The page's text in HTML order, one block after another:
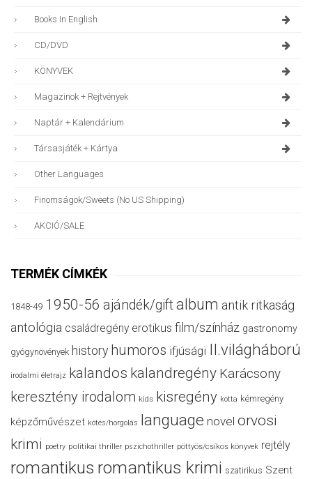
Books In English
CD/DVD
KÖNYVEK
Magazinok + Rejtvények
Naptár + Kalendárium
Társasjáték + Kártya
Other Languages
Finomságok/sweets (no US Shipping)
AKCIÓ/SALE
TERMÉK CÍMKÉK
1848-49 1950-56 ajándék/giftalbum antik ritkaság
antológia családregény erotikus film/színház gastronomy
gyógynövények history humoros ifjúsági II.világháború
irodalmi életrajz kalandos kalandregény Karácsony
keresztény irodalom kids kisregény kotta kémregény
képzőművészet kötés/horgolás language novel orvosi
krimi poetry politikai thriller pszichothriller pöttyös/csíkos könyvek rejtély
romantikus romantikus krimi szatirikus Szent